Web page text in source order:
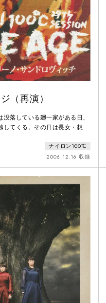
（再演）
落している廻一家がある日、
してくる。その日は長女・想子
アル中の母親・澄代（峯村リ
ぐうたらな父親・時雄（佐藤
大倉孝二）も次女・春江（長田
な絵に描いたような崩壊家族を
太郎・池谷のぶえ）はアパート
ナイロン100℃
2006.12.16 収録